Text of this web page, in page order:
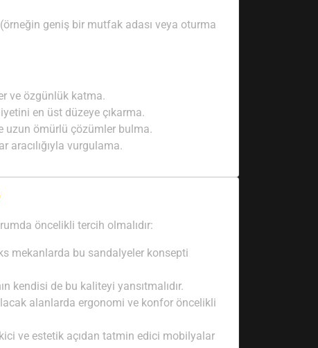
geniş bir mutfak adası veya oturma
ve özgünlük katma.
en üst düzeye çıkarma.
uzun ömürlü çözümler bulma.
vurgulama.
öncelikli tercih olmalıdır:
mekanlarda bu sandalyeler konsepti
kendisi de bu kaliteyi yansıtmalıdır.
alanlarda ergonomi ve konfor öncelikli
ve estetik açıdan tatmin edici mobilyalar